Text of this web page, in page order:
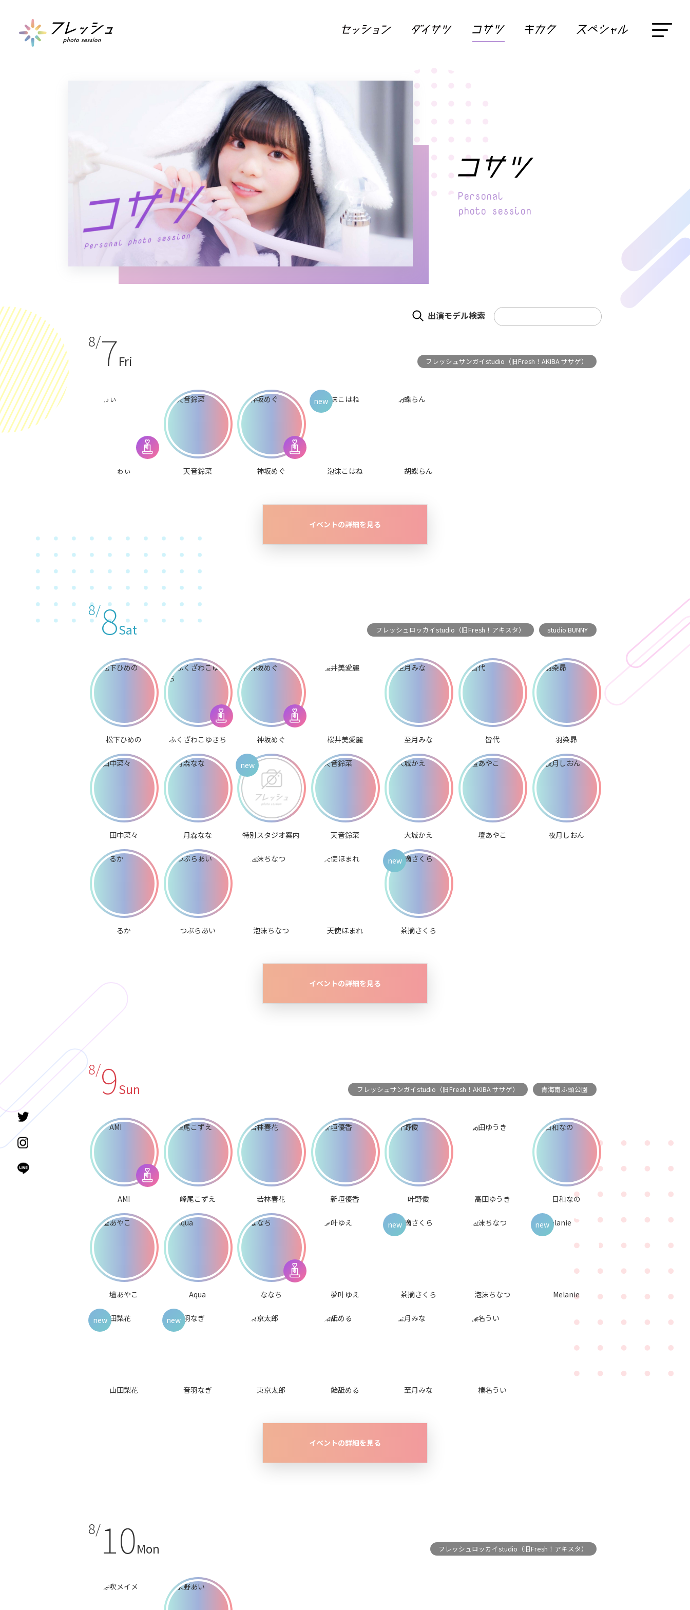
Personal
photo session
出演モデル検索
8/7Fri フレッシュサンガイstudio（旧Fresh！AKIBA ササゲ）
ゎぃ 天音鈴菜 神坂めぐ 泡沫こはね 胡蝶らん
イベントの詳細を見る
8/8Sat フレッシュロッカイstudio（旧Fresh！アキスタ） studio BUNNY
松下ひめの ふくざわこゆきち 神坂めぐ 桜井美愛麗 至月みな 皆代 羽染昴
田中菜々 月森なな 特別スタジオ案内 天音鈴菜 大城かえ 壇あやこ 夜月しおん
るか つぶらあい 泡沫ちなつ 天使ほまれ 茶摘さくら
イベントの詳細を見る
8/9Sun フレッシュサンガイstudio（旧Fresh！AKIBA ササゲ） 青海南ふ頭公園
AMI 峰尾こずえ 若林春花 新垣優香 叶野僾 高田ゆうき 日和なの
壇あやこ Aqua ななち 夢叶ゆえ 茶摘さくら 泡沫ちなつ Melanie
山田梨花 音羽なぎ 東京太郎 飴舐める 至月みな 榛名うい
イベントの詳細を見る
8/10Mon フレッシュロッカイstudio（旧Fresh！アキスタ）